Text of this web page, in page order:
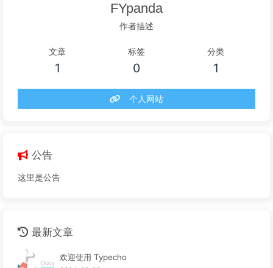
FYpanda
作者描述
文章
1
标签
0
分类
1
个人网站
公告
这里是公告
最新文章
欢迎使用 Typecho